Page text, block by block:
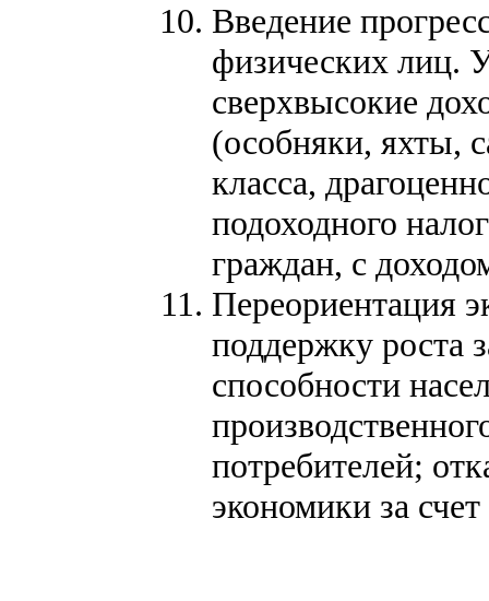
Введение
физических лиц.
сверхвысокие
(особняки, яхты,
класса,
подоходного
граждан, с
Переориентация
поддержку роста
способности
потребителей;
экономики за